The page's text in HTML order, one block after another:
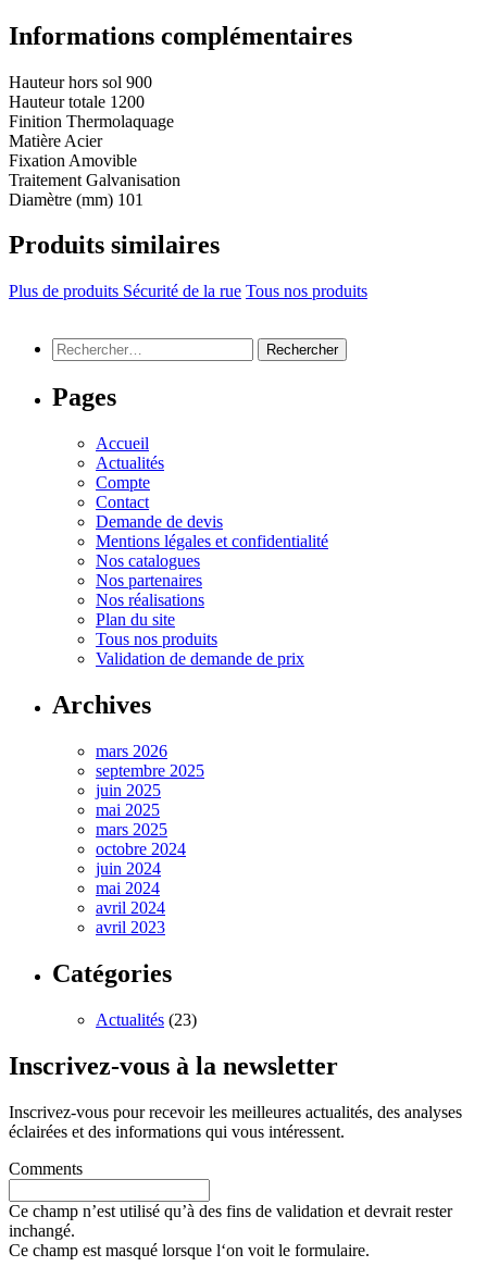
Informations complémentaires
Hauteur hors sol 900
Hauteur totale 1200
Finition Thermolaquage
Matière Acier
Fixation Amovible
Traitement Galvanisation
Diamètre (mm) 101
Produits similaires
Plus de produits Sécurité de la rue Tous nos produits
Rechercher :
Pages
Accueil
Actualités
Compte
Contact
Demande de devis
Mentions légales et confidentialité
Nos catalogues
Nos partenaires
Nos réalisations
Plan du site
Tous nos produits
Validation de demande de prix
Archives
mars 2026
septembre 2025
juin 2025
mai 2025
mars 2025
octobre 2024
juin 2024
mai 2024
avril 2024
avril 2023
Catégories
Actualités (23)
Inscrivez-vous à la newsletter
Inscrivez-vous pour recevoir les meilleures actualités, des analyses
éclairées et des informations qui vous intéressent.
Comments
Ce champ n’est utilisé qu’à des fins de validation et devrait rester
inchangé.
Ce champ est masqué lorsque l‘on voit le formulaire.